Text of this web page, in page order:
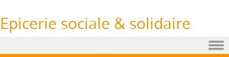
Epicerie sociale & solidaire